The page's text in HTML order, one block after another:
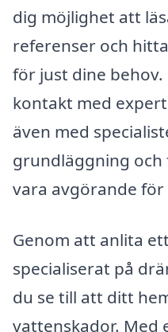
dig möjlighet att
referenser och
för just dine
kontakt med
även med
grundläggning och
vara avgörande
Genom att anlita
specialiserat på
du se till att ditt
vattenskador. Med